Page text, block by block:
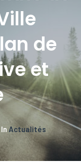
de
et
In Actualités